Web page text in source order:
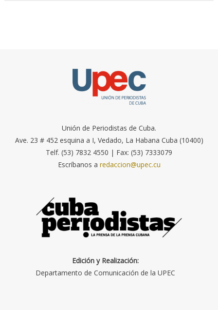
Unión de Periodistas de Cuba.
Ave. 23 # 452 esquina a I, Vedado, La Habana Cuba (10400)
Telf. (53) 7832 4550 | Fax: (53) 7333079
Escríbanos a redaccion@upec.cu
Edición y Realización:
Departamento de Comunicación de la UPEC